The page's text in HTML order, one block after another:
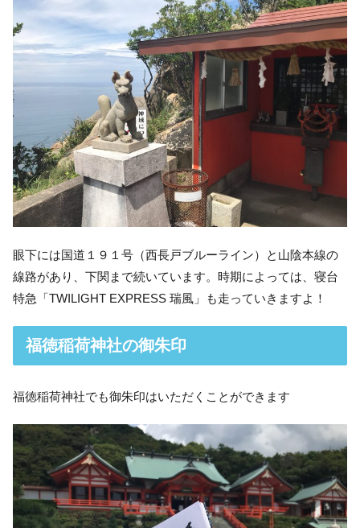
眼下には国道１９１号（西長戸ブルーライン）と山陰本線の
線路があり、下関まで続いています。時期によっては、寝台
特急「TWILIGHT EXPRESS 瑞風」も走っていきますよ！
福徳稲荷神社の御朱印
福徳稲荷神社でも御朱印はいただくことができます